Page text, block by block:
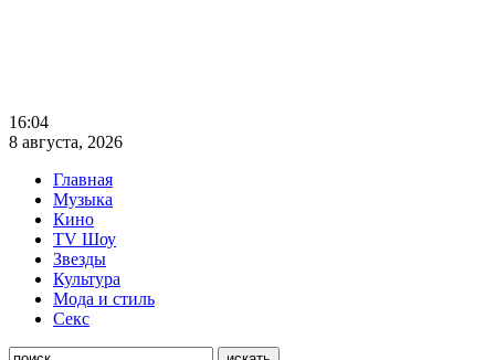
16:04
8 августа, 2026
Главная
Музыка
Кино
TV Шоу
Звезды
Культура
Мода и стиль
Секс